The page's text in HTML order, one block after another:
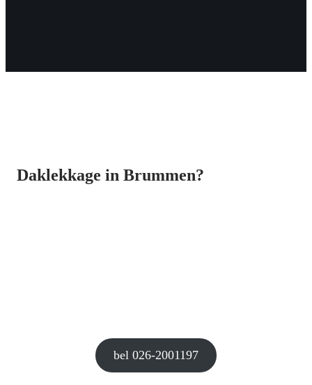
Daklekkage in Brummen?
bel 026-2001197